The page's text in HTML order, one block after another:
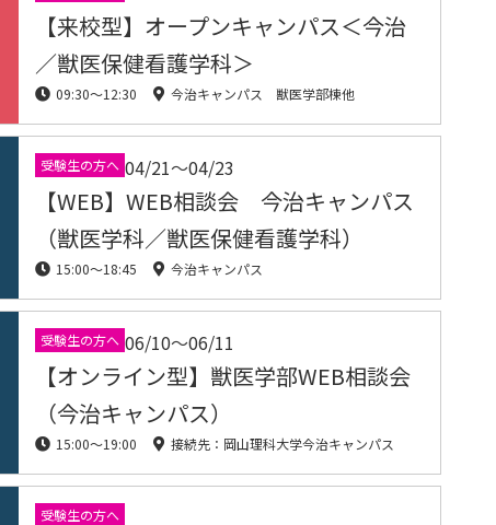
【来校型】オープンキャンパス＜今治
／獣医保健看護学科＞
09:30〜12:30 今治キャンパス 獣医学部棟他
受験生の方へ 04/21〜04/23
【WEB】WEB相談会 今治キャンパス
（獣医学科／獣医保健看護学科）
15:00〜18:45 今治キャンパス
受験生の方へ 06/10〜06/11
【オンライン型】獣医学部WEB相談会
（今治キャンパス）
15:00〜19:00 接続先：岡山理科大学今治キャンパス
受験生の方へ